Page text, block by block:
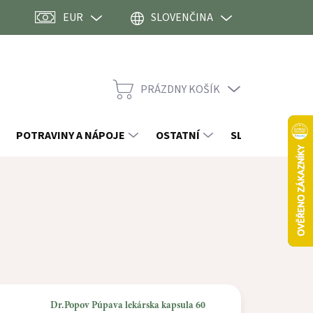
EUR SLOVENČINA
NÁKUPNÝ
PRÁZDNY KOŠÍK
POTRAVINY A NÁPOJE OSTATNÍ SLEVY
Dr.Popov Púpava lekárska kapsula 60